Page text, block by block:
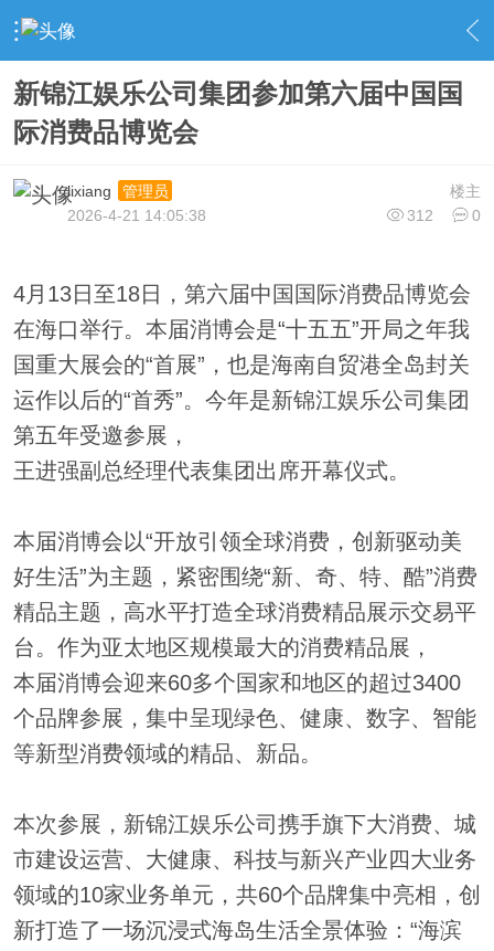
› 新闻栏目 › 公司新闻 › 内容
新锦江娱乐公司集团参加第六届中国国
际消费品博览会
楼主
lixiang
管理员
312
0
2026-4-21 14:05:38
4月13日至18日，第六届中国国际消费品博览会
在海口举行。本届消博会是“十五五”开局之年我
国重大展会的“首展”，也是海南自贸港全岛封关
运作以后的“首秀”。今年是新锦江娱乐公司集团
第五年受邀参展，
王进强副总经理代表集团出席开幕仪式。
本届消博会以“开放引领全球消费，创新驱动美
好生活”为主题，紧密围绕“新、奇、特、酷”消费
精品主题，高水平打造全球消费精品展示交易平
台。作为亚太地区规模最大的消费精品展，
本届消博会迎来60多个国家和地区的超过3400
个品牌参展，集中呈现绿色、健康、数字、智能
等新型消费领域的精品、新品。
本次参展，新锦江娱乐公司携手旗下大消费、城
市建设运营、大健康、科技与新兴产业四大业务
领域的10家业务单元，共60个品牌集中亮相，创
新打造了一场沉浸式海岛生活全景体验：“海滨